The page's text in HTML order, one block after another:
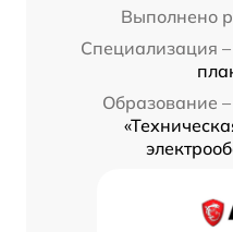
Выполнено
Специализация –
Образование –